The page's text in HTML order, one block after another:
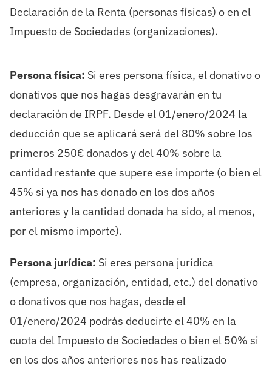
Declaración de la Renta (personas físicas) o en el
Impuesto de Sociedades (organizaciones).
Persona física: Si eres persona física, el donativo o
donativos que nos hagas desgravarán en tu
declaración de IRPF. Desde el 01/enero/2024 la
deducción que se aplicará será del 80% sobre los
primeros 250€ donados y del 40% sobre la
cantidad restante que supere ese importe (o bien el
45% si ya nos has donado en los dos años
anteriores y la cantidad donada ha sido, al menos,
por el mismo importe).
Persona jurídica: Si eres persona jurídica
(empresa, organización, entidad, etc.) del donativo
o donativos que nos hagas, desde el
01/enero/2024 podrás deducirte el 40% en la
cuota del Impuesto de Sociedades o bien el 50% si
en los dos años anteriores nos has realizado